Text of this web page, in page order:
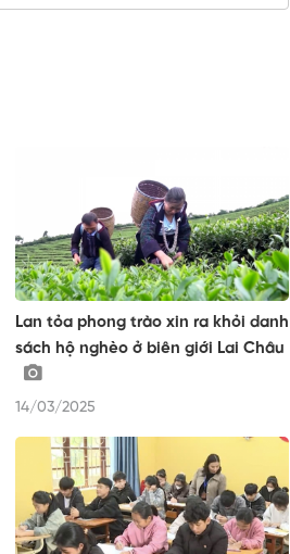
Lan tỏa phong trào xin ra khỏi danh
sách hộ nghèo ở biên giới Lai Châu
14/03/2025